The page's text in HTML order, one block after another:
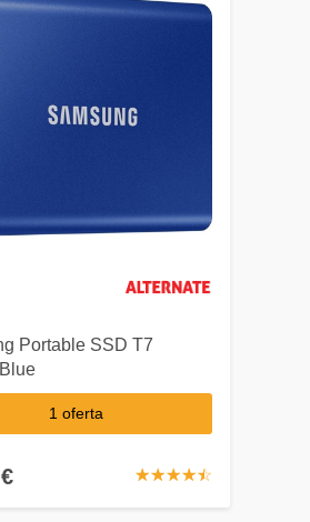
Portable SSD T7
1 oferta
☆☆☆☆☆
★★★★★